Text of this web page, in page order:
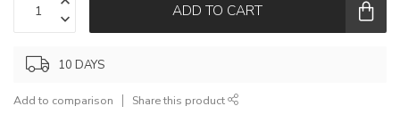
ADD TO CART
10 DAYS
Add to comparison Share this product